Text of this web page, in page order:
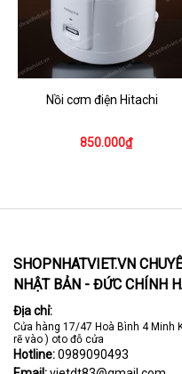
Nồi cơm điện Hitachi
850.000₫
SHOPNHATVIET.VN
NHẬT BẢN - ĐỨC CHÍNH
Địa chỉ:
Cửa hàng 17/47 Hoà Bình 4 Minh
rẽ vào ) oto đỗ cửa
Hotline:0989090493